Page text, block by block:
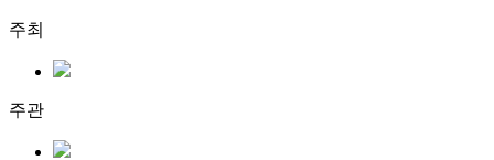
주최
주관